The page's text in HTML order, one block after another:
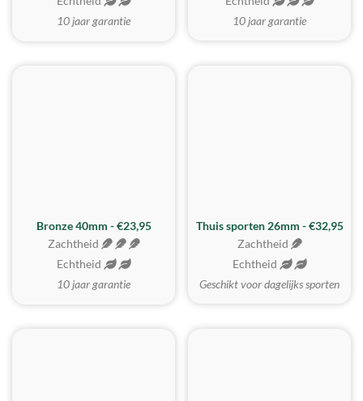
10 jaar garantie
10 jaar garantie
Bronze 40mm - €23,95
Zachtheid
Echtheid
10 jaar garantie
Thuis sporten 26mm - €32,95
Zachtheid
Echtheid
Geschikt voor dagelijks sporten